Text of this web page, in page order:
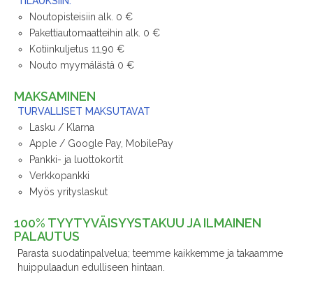
Noutopisteisiin alk. 0 €
Pakettiautomaatteihin alk. 0 €
Kotiinkuljetus 11,90 €
Nouto myymälästä 0 €
MAKSAMINEN
TURVALLISET MAKSUTAVAT
Lasku / Klarna
Apple / Google Pay, MobilePay
Pankki- ja luottokortit
Verkkopankki
Myös yrityslaskut
100% TYYTYVÄISYYSTAKUU JA ILMAINEN
PALAUTUS
Parasta suodatinpalvelua; teemme kaikkemme ja takaamme
huippulaadun edulliseen hintaan.